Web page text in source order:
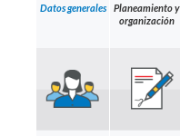
Datos generales
Planeamiento y
organización